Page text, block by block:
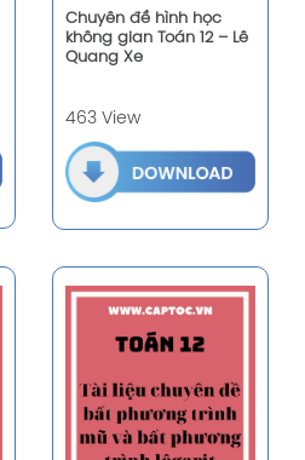
Chuyên đề hình học
không gian Toán 12 – Lê
Quang Xe
463 View